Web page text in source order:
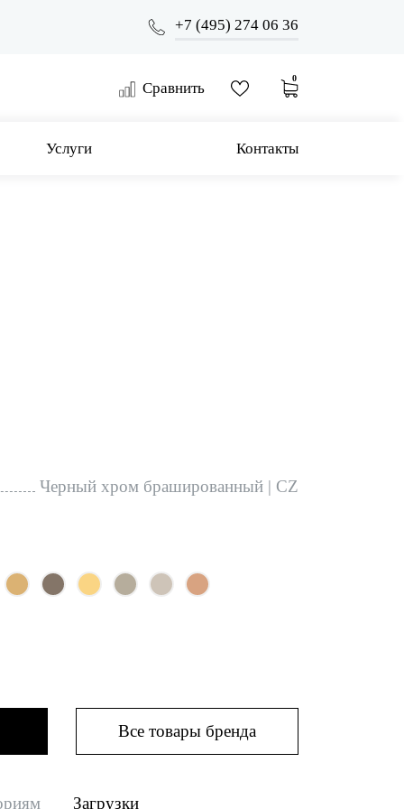
+7 (495) 274 06 36
Сравнить
0
Услуги Контакты
Черный хром брашированный | CZ
Все товары бренда
Загрузки